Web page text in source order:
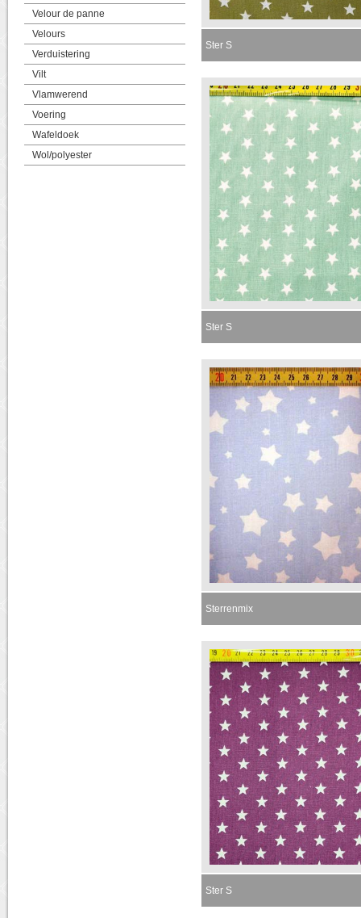
Velour de panne
Velours
Verduistering
Vilt
Vlamwerend
Voering
Wafeldoek
Wol/polyester
Ster S
Ster S
Sterrenmix
Ster S